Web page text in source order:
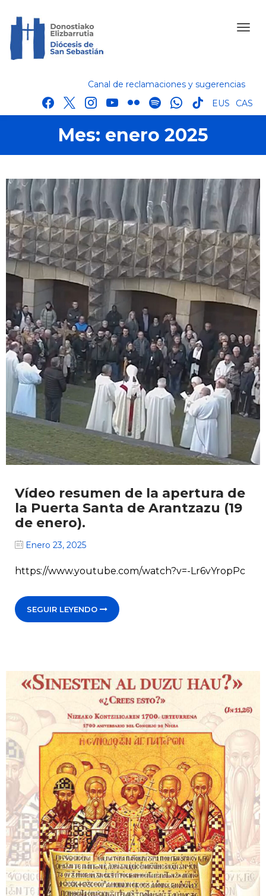
Canal de reclamaciones y sugerencias
facebook
x instagram
youtube
flickr spotifywhatsapp
tik
tok
EUS CAS
Mes: enero 2025
Vídeo resumen de la apertura de
la Puerta Santa de Arantzazu (19
de enero).
Enero 23, 2025
https://www.youtube.com/watch?v=-Lr6vYropPc
SEGUIR LEYENDO